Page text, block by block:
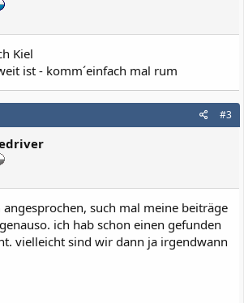
Kiel
ist - komm´einfach mal rum
#3
such mal meine beiträge
ich hab schon einen gefunden
vielleicht sind wir dann ja irgendwann